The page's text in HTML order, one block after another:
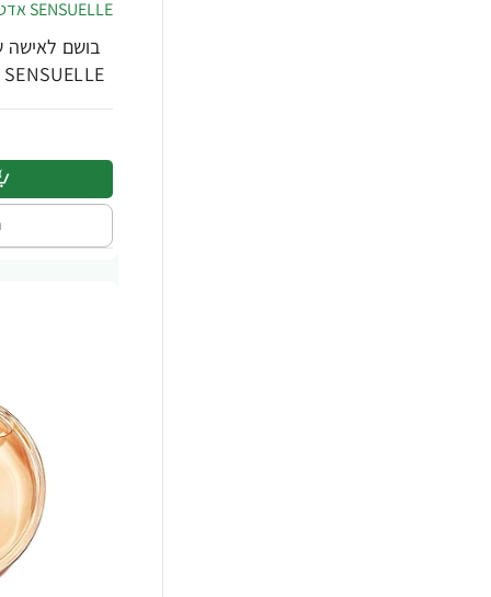
SENSUELLE אדט 50 מ"ל - מבית Chanel